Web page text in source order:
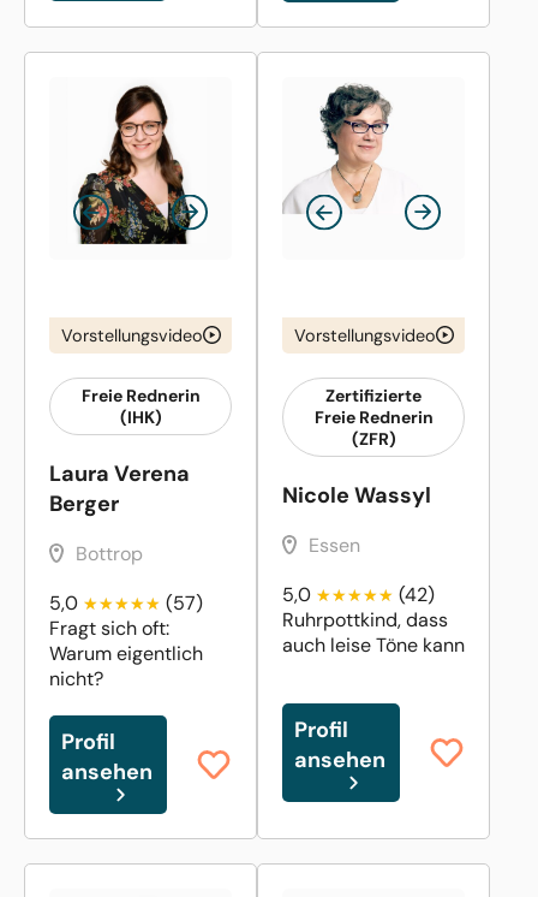
Vorstellungsvideo
Freie Rednerin
(IHK)
Laura Verena
Berger
Bottrop
5,0
(57)
Fragt sich oft:
Warum eigentlich
nicht?
Profil
ansehen
Vorstellungsvideo
Zertifizierte
Freie Rednerin
(ZFR)
Nicole Wassyl
Essen
5,0
(42)
Ruhrpottkind, dass
auch leise Töne kann
Profil
ansehen